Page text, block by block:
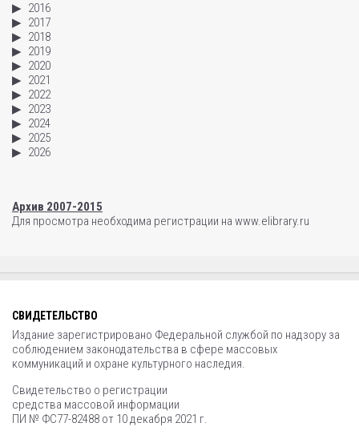
2016
2017
2018
2019
2020
2021
2022
2023
2024
2025
2026
Архив 2007-2015
Для просмотра необходима регистрации на www.elibrary.ru
СВИДЕТЕЛЬСТВО
Издание зарегистрировано Федеральной службой по надзору за
соблюдением законодательства в сфере массовых
коммуникаций и охране культурного наследия.
Свидетельство о регистрации
средства массовой информации
ПИ № ФС77-82488 от 10 декабря 2021 г.